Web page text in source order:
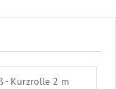
- Kurzrolle 2 m